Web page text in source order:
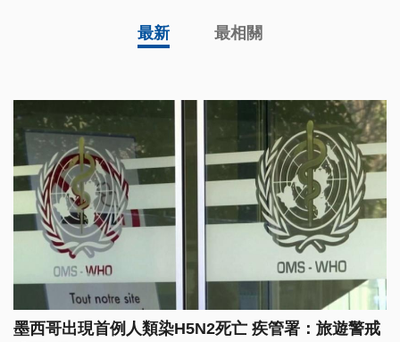
最新 最相關
墨西哥出現首例人類染H5N2死亡 疾管署：旅遊警戒